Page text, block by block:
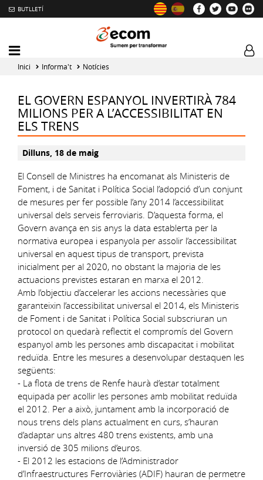
BUTLLETÍ
Mobile
menu
toggler
Inici Informa't Notícies
EL GOVERN ESPANYOL INVERTIRÀ 784
MILIONS PER A L’ACCESSIBILITAT EN
ELS TRENS
Dilluns, 18 de maig
El Consell de Ministres ha encomanat als Ministeris de
Foment, i de Sanitat i Política Social l’adopció d’un conjunt
de mesures per fer possible l’any 2014 l’accessibilitat
universal dels serveis ferroviaris. D’aquesta forma, el
Govern avança en sis anys la data establerta per la
normativa europea i espanyola per assolir l’accessibilitat
universal en aquest tipus de transport, prevista
inicialment per al 2020, no obstant la majoria de les
actuacions previstes estaran en marxa el 2012.
Amb l’objectiu d’accelerar les accions necessàries que
garanteixin l’accessibilitat universal el 2014, els Ministeris
de Foment i de Sanitat i Política Social subscriuran un
protocol on quedarà reflectit el compromís del Govern
espanyol amb les persones amb discapacitat i mobilitat
reduïda. Entre les mesures a desenvolupar destaquen les
següents:
- La flota de trens de Renfe haurà d’estar totalment
equipada per acollir les persones amb mobilitat reduïda
el 2012. Per a això, juntament amb la incorporació de
nous trens dels plans actualment en curs, s’hauran
d’adaptar uns altres 480 trens existents, amb una
inversió de 305 milions d’euros.
- El 2012 les estacions de l’Administrador
d’Infraestructures Ferroviàries (ADIF) hauran de permetre